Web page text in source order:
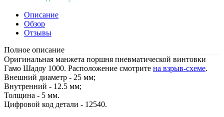
Описание
Обзор
Отзывы
Полное описание
Оригинальная манжета поршня пневматической винтовки
Гамо Шадоу 1000. Расположение смотрите на взрыв-схеме.
Внешний диаметр - 25 мм;
Внутренний - 12.5 мм;
Толщина - 5 мм.
Цифровой код детали - 12540.